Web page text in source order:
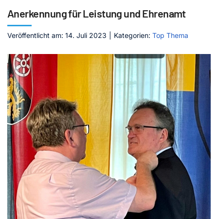
Mediathek
Kontakt
Anerkennung für Leistung und Ehrenamt
Veröffentlicht am: 14. Juli 2023 Kategorien: Top Thema